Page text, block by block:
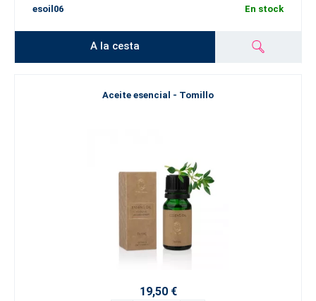
esoil06 En stock
A la cesta
Aceite esencial - Tomillo
19,50 €